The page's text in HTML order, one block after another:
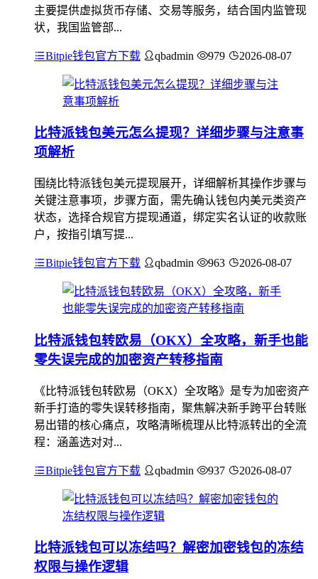
主要提供虚拟货币存储、交易等服务，结合国内监管现
状，我国监管部...
Bitpie钱包官方下载 qbadmin 979 2026-08-07
比特派钱包美元怎么提现？详细步骤与注意事
项解析
围绕比特派钱包美元提现展开，详细解析其操作步骤与
关键注意事项，步骤方面，需先确认钱包内美元类资产
状态，选择合规官方提现通道，绑定实名认证的收款账
户，按指引填写提...
Bitpie钱包官方下载 qbadmin 963 2026-08-07
比特派钱包转欧易（OKX）全攻略，新手也能
零失误完成的加密资产转移指南
《比特派钱包转欧易（OKX）全攻略》是专为加密资产
新手打造的零失误转移指南，聚焦解决新手跨平台转账
易出错的核心痛点，攻略清晰梳理从比特派转出的全流
程：涵盖选对对...
Bitpie钱包官方下载 qbadmin 937 2026-08-07
比特派钱包可以冻结吗？解密加密钱包的冻结
权限与操作逻辑